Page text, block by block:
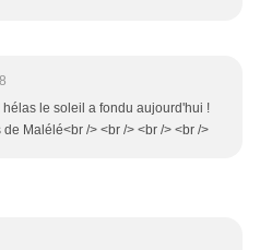
hélas le soleil a fondu aujourd'hui !
Malélé<br /> <br /> <br /> <br />